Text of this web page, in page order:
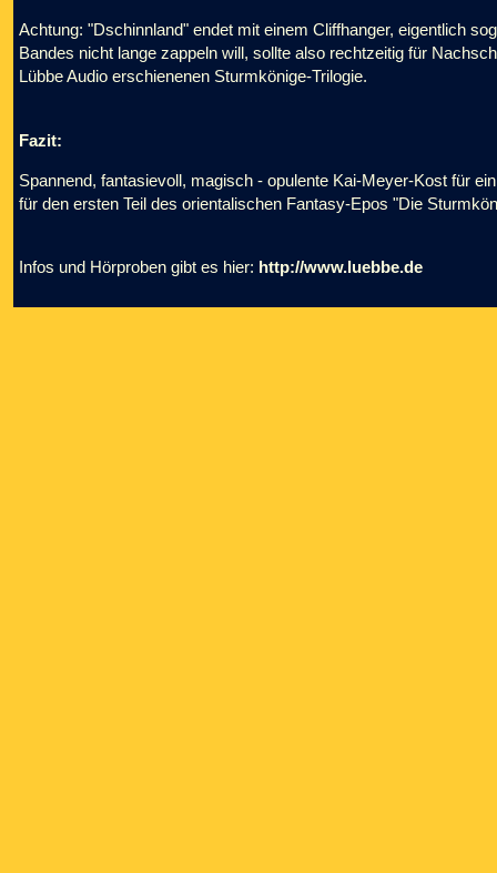
Achtung: "Dschinnland" endet mit einem Cliffhanger, eigentlich
Bandes nicht lange zappeln will, sollte also rechtzeitig für
Lübbe Audio erschienenen Sturmkönige-Trilogie.
Fazit:
Spannend, fantasievoll, magisch - opulente Kai-Meyer-Kost für
für den ersten Teil des orientalischen Fantasy-Epos "Die
Infos und Hörproben gibt es hier: http://www.luebbe.de